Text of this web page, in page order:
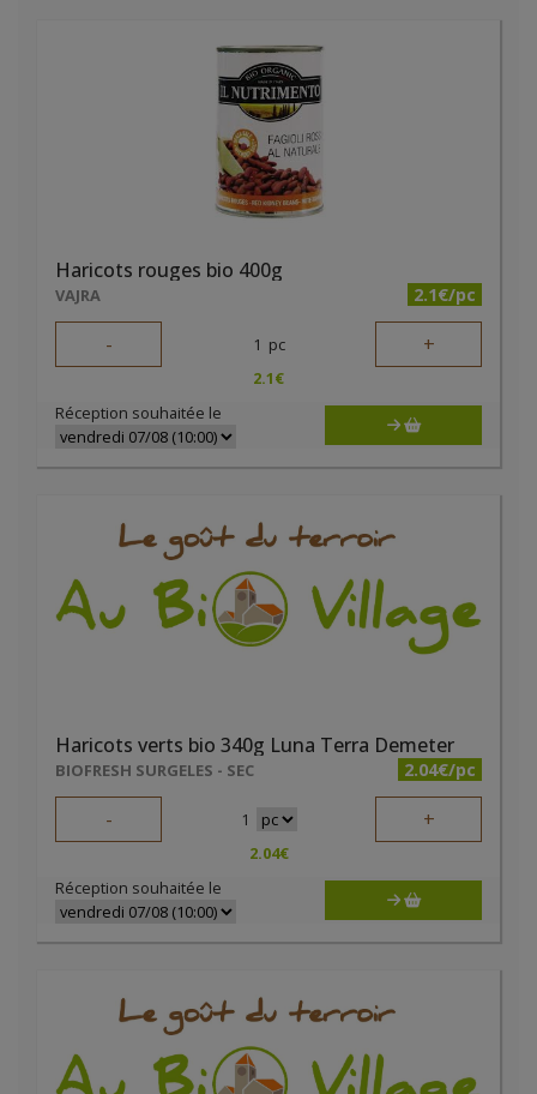
Haricots rouges bio 400g
VAJRA 2.1€/pc
- 1 pc +
2.1€
Réception souhaitée le
Haricots verts bio 340g Luna Terra Demeter
BIOFRESH SURGELES - SEC 2.04€/pc
- 1 +
2.04€
Réception souhaitée le